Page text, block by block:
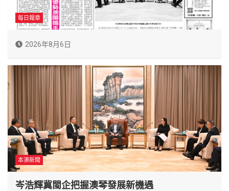
每日報章
2026年8月6日
本澳新聞
岑浩輝冀閩企把握澳琴發展新機遇